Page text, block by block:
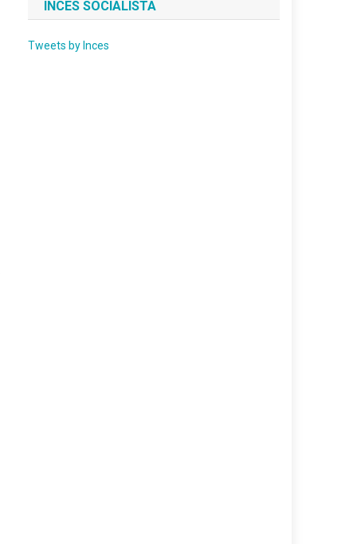
INCES SOCIALISTA
Tweets by Inces